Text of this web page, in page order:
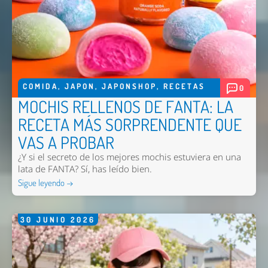
COMIDA, JAPON , JAPONSHOP, RECETAS 0
MOCHIS RELLENOS DE FANTA: LA
RECETA MÁS SORPRENDENTE QUE
VAS A PROBAR
¿Y si el secreto de los mejores mochis estuviera en una
lata de FANTA? Sí, has leído bien.
Sigue leyendo →
30 JUNIO 2026